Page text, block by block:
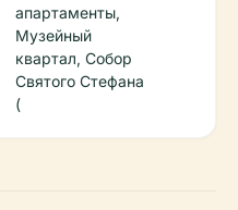
апартаменты,
Музейный
квартал, Собор
Святого Стефана
(